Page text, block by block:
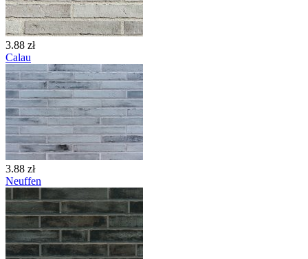
3.88 zł
Calau
3.88 zł
Neuffen